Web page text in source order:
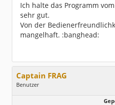
Ich halte das Programm
sehr gut.
Von der
mangelhaft. :banghead:
Captain FRAG
Benutzer